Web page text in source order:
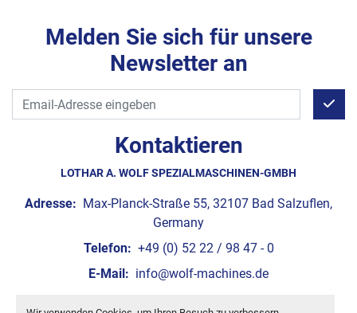
Kontaktieren
LOTHAR A. WOLF SPEZIALMASCHINEN-GMBH
Adresse: Max-Planck-Straße 55, 32107 Bad Salzuflen,
Germany
Telefon: +49 (0) 52 22 / 98 47 - 0
E-Mail: info@wolf-machines.de
Melden Sie sich für unsere
Newsletter an